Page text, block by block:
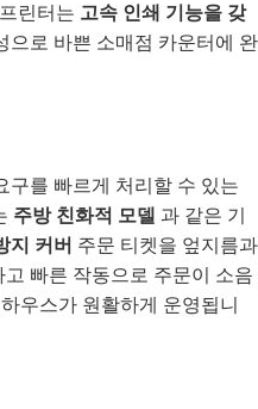
린터는 고속 인쇄 기능을 갖
으로 바쁜 소매점 카운터에 완
구를 빠르게 처리할 수 있는
주방 친화적 모델 과 같은 기
지 커버 주문 티켓을 엎지름과
빠른 작동으로 주문이 소음
우스가 원활하게 운영됩니